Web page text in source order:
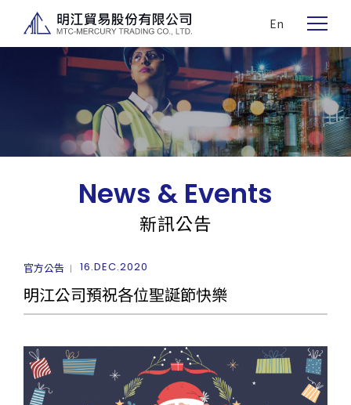
En
News & Events
新訊公告
官方公告 16.DEC.2020
明江公司預祝各位聖誕節快樂